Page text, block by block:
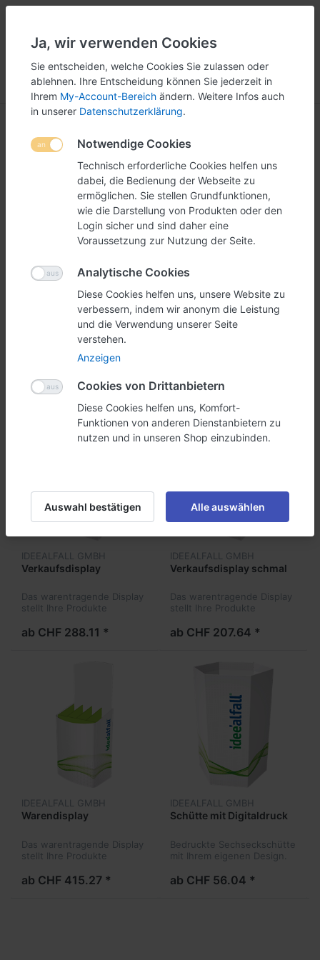
Menü Anmelden Vergleichen Wunschliste Warenkorb
Verkaufsdisplays
Unsere Verkaufsdisplays zur Produktpräsentation sind
ideal um Ihre Produkte gekonnt in Szene zu setzen. Die
grossen Flächen können nach belieben Gestaltet
werden und dienen somit hervorragend für die
Sie möchten einem
individuelles Verkaufsdisplay
Ihre Produkte?Fragen Sie uns an, gerne sind wir Ihnen
dabei behilflich.
IDEEALFALL GMBH
Verkaufsdisplay
Das warentragende Display
stellt Ihre Produkte
ab CHF 288.11 *
IDEEALFALL GMBH
Verkaufsdisplay schmal
Das warentragende Display
stellt Ihre Produkte
ab CHF 207.64 *
IDEEALFALL GMBH
Warendisplay
Das warentragende Display
stellt Ihre Produkte
ab CHF 415.27 *
IDEEALFALL GMBH
Schütte mit Digitaldruck
Bedruckte Sechseckschütte
mit Ihrem eigenen Design.
Warenschütte passend zu
ab CHF 56.04 *
Ja, wir verwenden Cookies
Sie entscheiden, welche Cookies Sie zulassen oder
ablehnen. Ihre Entscheidung können Sie jederzeit in
Ihrem My-Account-Bereich ändern. Weitere Infos auch
in unserer Datenschutzerklärung.
Notwendige Cookies
Technisch erforderliche Cookies helfen uns
dabei, die Bedienung der Webseite zu
ermöglichen. Sie stellen Grundfunktionen,
wie die Darstellung von Produkten oder den
Login sicher und sind daher eine
Voraussetzung zur Nutzung der Seite.
Analytische Cookies
Diese Cookies helfen uns, unsere Website zu
verbessern, indem wir anonym die Leistung
und die Verwendung unserer Seite
verstehen.
Anzeigen
Cookies von Drittanbietern
Diese Cookies helfen uns, Komfort-
Funktionen von anderen Dienstanbietern zu
nutzen und in unseren Shop einzubinden.
Auswahl bestätigen Alle auswählen